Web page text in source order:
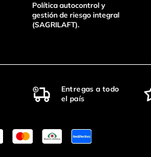
Política autocontrol y
gestión de riesgo integral
(SAGRILAFT).
Entregas a todo
el país